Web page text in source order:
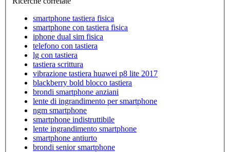
smartphone tastiera fisica
smartphone con tastiera fisica
iphone dual sim fisica
telefono con tastiera
lg con tastiera
tastiera scrittura
vibrazione tastiera huawei p8 lite 2017
blackberry bold blocco tastiera
brondi smartphone anziani
lente di ingrandimento per smartphone
ngm smartphone
smartphone indistruttibile
lente ingrandimento smartphone
smartphone antiurto
brondi senior smartphone